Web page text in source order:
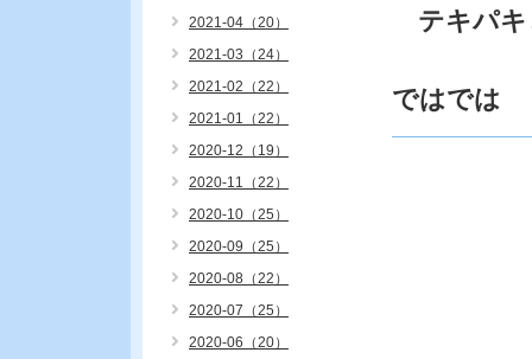
テキパキ
ではでは
2021-04（20）
2021-03（24）
2021-02（22）
2021-01（22）
2020-12（19）
2020-11（22）
2020-10（25）
2020-09（25）
2020-08（22）
2020-07（25）
2020-06（20）